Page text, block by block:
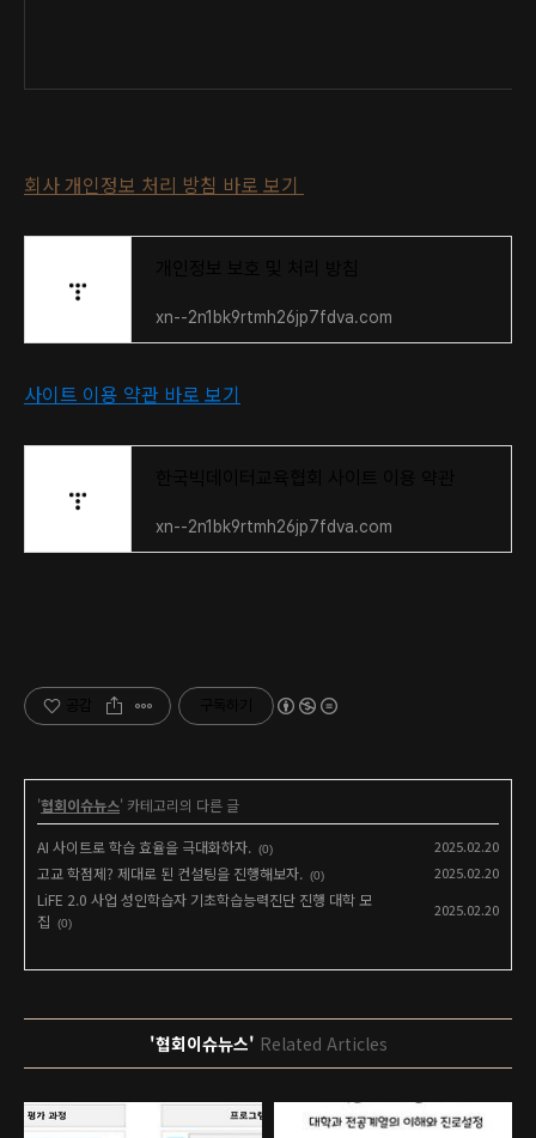
회사 개인정보 처리 방침 바로 보기
xn--2n1bk9rtmh26jp7fdva.com
사이트 이용 약관 바로 보기
xn--2n1bk9rtmh26jp7fdva.com
'협회이슈뉴스' 카테고리의 다른 글
AI 사이트로 학습 효율을 극대화하자. (0) 2025.02.20
고교 학점제? 제대로 된 컨설팅을 진행해보자. (0) 2025.02.20
LiFE 2.0 사업 성인학습자 기초학습능력진단 진행 대학 모
집
(0)
2025.02.20
'협회이슈뉴스' Related Articles